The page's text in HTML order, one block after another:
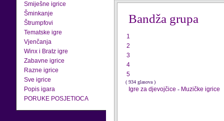
Smiješne igrice
Šminkanje
Štrumpfovi
Tematske igre
Vjenčanja
Winx i Bratz igre
Zabavne igrice
Razne igrice
Sve igrice
Popis igara
PORUKE POSJETIOCA
Bandža grupa
1
2
3
4
5
( 934 glasova )
Igre za djevojčice - Muzičke igrice